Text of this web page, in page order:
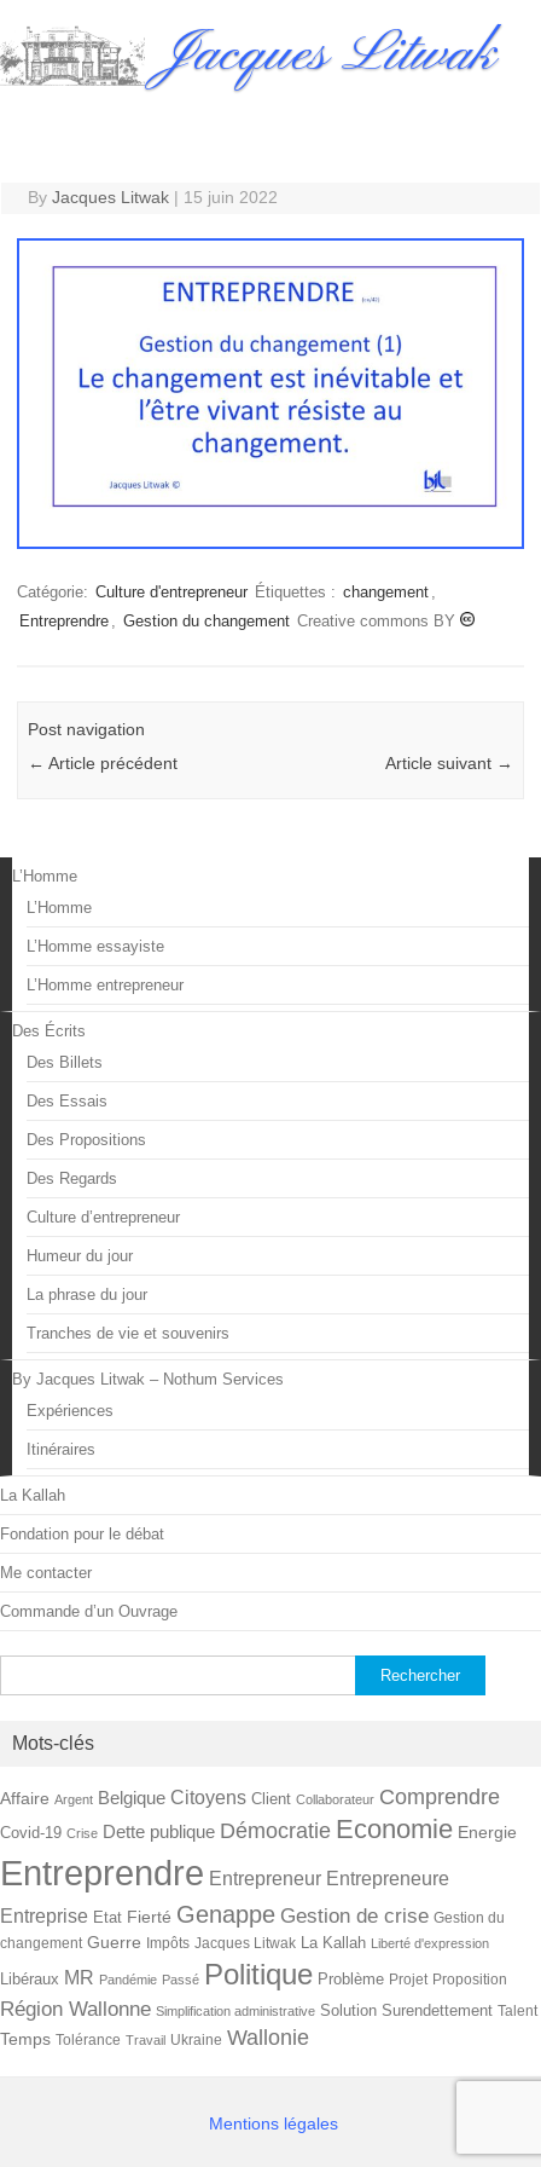
to
content
Jacques Litwak
By Jacques Litwak | 15 juin 2022
Catégorie: Culture d'entrepreneur Étiquettes : changement
Entreprendre
Gestion du changement Creative commons BY
Post navigation
← Article précédent Article suivant →
L’Homme
L’Homme
L’Homme essayiste
L’Homme entrepreneur
Des Écrits
Des Billets
Des Essais
Des Propositions
Des Regards
Culture d’entrepreneur
Humeur du jour
La phrase du jour
Tranches de vie et souvenirs
By Jacques Litwak – Nothum Services
Expériences
Itinéraires
La Kallah
Fondation pour le débat
Me contacter
Commande d’un Ouvrage
Mots-clés
Affaire Argent Belgique Citoyens Client Collaborateur Comprendre
Covid-19 Crise Dette publique Démocratie Economie Energie
Entreprendre Entrepreneur Entrepreneure
Entreprise Etat Fierté Genappe Gestion de crise Gestion du
changement Guerre Impôts Jacques Litwak La Kallah Liberté d'expression
Libéraux MR Pandémie Passé Politique Problème Projet Proposition
Région Wallonne Simplification administrative Solution Surendettement Talent
Temps Tolérance Travail Ukraine Wallonie
Mentions légales